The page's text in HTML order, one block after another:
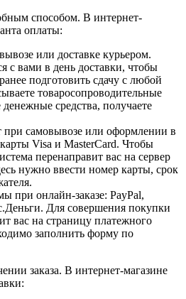
способом. В интернет-
оплаты:
или доставке курьером.
с вами в день доставки, чтобы
подготовить сдачу с любой
товаросопроводительные
средства, получаете
при самовывозе или оформлении в
Visa и MasterCard. Чтобы
перенаправит вас на сервер
нужно ввести номер карты, срок
при онлайн-заказе: PayPal,
Для совершения покупки
вас на страницу платежного
заполнить форму по
заказа. В интернет-магазине